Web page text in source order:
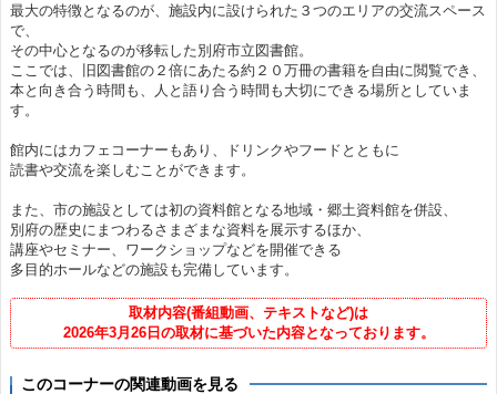
最大の特徴となるのが、施設内に設けられた３つのエリアの交流スペース
で、
その中心となるのが移転した別府市立図書館。
ここでは、旧図書館の２倍にあたる約２０万冊の書籍を自由に閲覧でき、
本と向き合う時間も、人と語り合う時間も大切にできる場所としていま
す。
館内にはカフェコーナーもあり、ドリンクやフードとともに
読書や交流を楽しむことができます。
また、市の施設としては初の資料館となる地域・郷土資料館を併設、
別府の歴史にまつわるさまざまな資料を展示するほか、
講座やセミナー、ワークショップなどを開催できる
多目的ホールなどの施設も完備しています。
取材内容(番組動画、テキストなど)は
2026年3月26日の取材に基づいた内容となっております。
このコーナーの関連動画を見る